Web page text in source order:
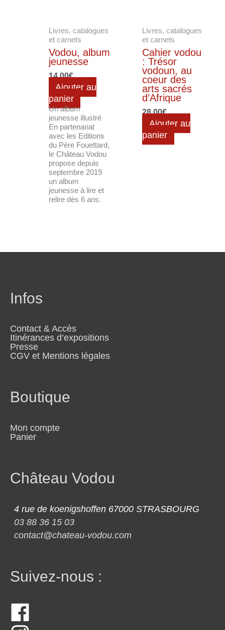
Livres, catalogues
et carnets
Vodou, album
jeunesse
14.00€
Ajouter au
panier
Un album
jeunesse illustré
En partenariat
avec les Editions
du Père Fouettard,
le Château Vodou
propose depuis
septembre 2019
un album
jeunesse à lire et
relire dès 6 ans.
Livres, catalogues
et carnets
Cahier vodou
: Trésor
vodoun, au
coeur des
arts sacrés
d’Afrique
28.00€
Ajouter au
panier
Infos
Contact & Accès
Itinérances d’expositions
Presse
CGV et Mentions légales
Boutique
Mon compte
Panier
Château Vodou
4 rue de koenigshoffen 67000 STRASBOURG
03 88 36 15 03
contact@chateau-vodou.com
Suivez-nous :